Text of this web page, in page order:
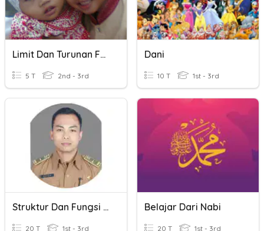
Limit Dan Turunan Fungsi
5 T 2nd - 3rd
Dani
10 T 1st - 3rd
Struktur Dan Fungsi Sel
20 T 1st - 3rd
Belajar Dari Nabi
20 T 1st - 3rd